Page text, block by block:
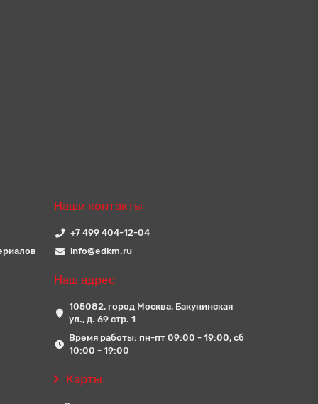
Наши контакты
+7 499 404-12-04
info@edkm.ru
Наш адрес
105082, город Москва, Бакунинская
ул., д. 69 стр. 1
Время работы: пн-пт 09:00 - 19:00, сб
10:00 - 19:00
Карты